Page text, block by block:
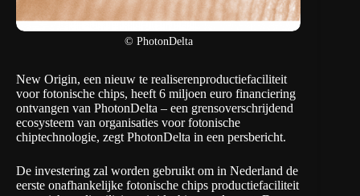
© PhotonDelta
New Origin, een nieuw te realiserenproductiefaciliteit
voor fotonische chips, heeft 6 miljoen euro financiering
ontvangen van PhotonDelta – een grensoverschrijdend
ecosysteem van organisaties voor fotonische
chiptechnologie, zegt PhotonDelta in een persbericht.
De investering zal worden gebruikt om in Nederland de
eerste onafhankelijke fotonische chips productiefaciliteit